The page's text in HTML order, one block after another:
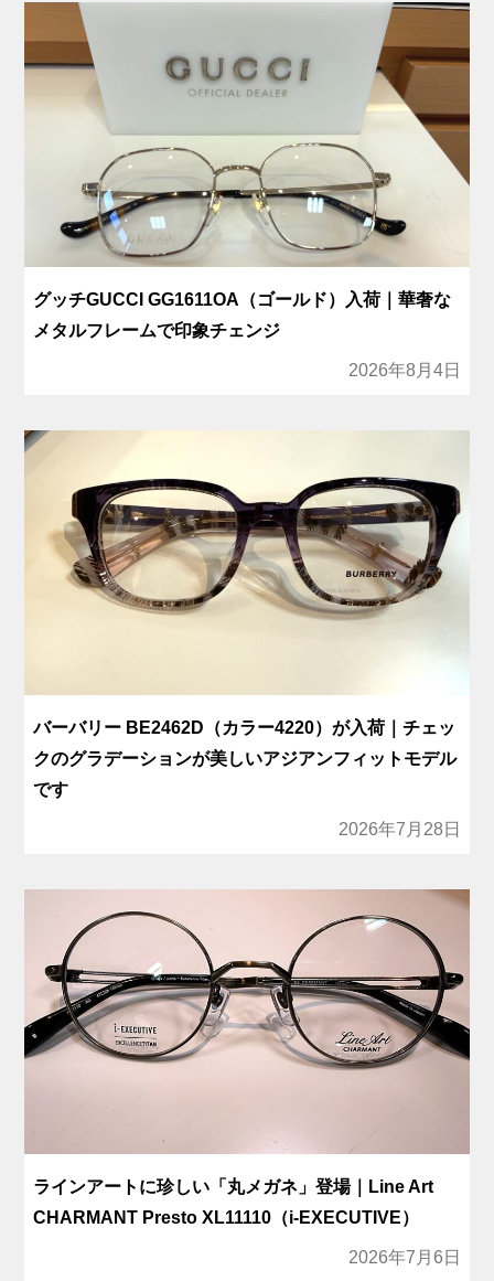
グッチGUCCI GG1611OA（ゴールド）入荷｜華奢な
メタルフレームで印象チェンジ
2026年8月4日
バーバリー BE2462D（カラー4220）が入荷｜チェッ
クのグラデーションが美しいアジアンフィットモデル
です
2026年7月28日
ラインアートに珍しい「丸メガネ」登場｜Line Art
CHARMANT Presto XL11110（i-EXECUTIVE）
2026年7月6日